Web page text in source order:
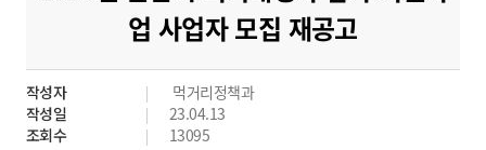
시
군
산
업 사업자 모집 재공고
작성자
먹거리정책과
작성일
23.04.13
조회수
13095